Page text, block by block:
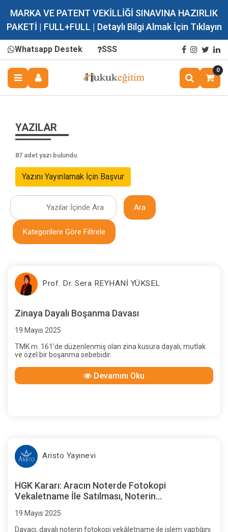
MARKA VE PATENT VEKİLLİĞİ SINAVINA HAZIRLIK
PAKETİ | FULL+FULL | Detaylı Bilgi Almak İçin Tıklayın
Whatsapp Destek SSS
0
YAZILAR
87 adet yazı bulundu.
Yazını Yayınlamak İçin Başvur
Ara
Kategorilere Göre Filtrele
Prof. Dr. Sera REYHANİ YÜKSEL
Zinaya Dayalı Boşanma Davası
19 Mayıs 2025
TMK m. 161’de düzenlenmiş olan zina kusura dayalı, mutlak
ve özel bir boşanma sebebidir.
Devamını Oku
Aristo Yayınevi
HGK Kararı: Aracın Noterde Fotokopi
Vekaletname İle Satılması, Noterin
Bedelinin Ödendiği Çekin Karşılıksız Çıkması,
Zararla Noterin Kusuru Arasında İlliyet Bağı
19 Mayıs 2025
Davacı, davalı noterin fotokopi vekâletname ile işlem yaptığını